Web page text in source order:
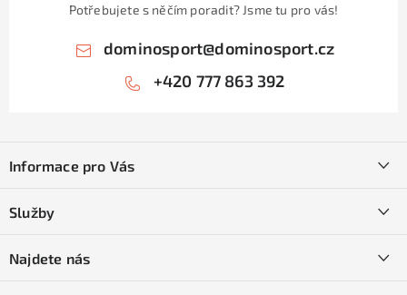
Potřebujete s něčím poradit? Jsme tu pro vás!
dominosport@dominosport.cz
+420 777 863 392
pInformace pro Vás
Obchodní podmínky
Služby
Najdete nás